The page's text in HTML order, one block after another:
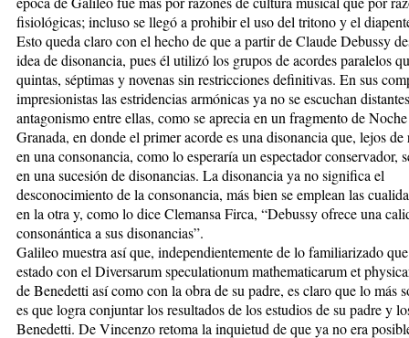
fisiológicas; incluso se llegó a prohibir el uso del tritono y el
Esto queda claro con el hecho de que a partir de Claude Debussy
idea de disonancia, pues él utilizó los grupos de acordes paralelos
quintas, séptimas y novenas sin restricciones definitivas. En sus
impresionistas las estridencias armónicas ya no se escuchan
antagonismo entre ellas, como se aprecia en un fragmento de
Granada, en donde el primer acorde es una disonancia que, lejos de
en una consonancia, como lo esperaría un espectador conservador,
en una sucesión de disonancias. La disonancia ya no significa el
desconocimiento de la consonancia, más bien se emplean las
en la otra y, como lo dice Clemansa Firca, “Debussy ofrece una
consonántica a sus disonancias”.
Galileo muestra así que, independientemente de lo familiarizado
estado con el Diversarum speculationum mathematicarum et
de Benedetti así como con la obra de su padre, es claro que lo más
es que logra conjuntar los resultados de los estudios de su padre y
Benedetti. De Vincenzo retoma la inquietud de que ya no era